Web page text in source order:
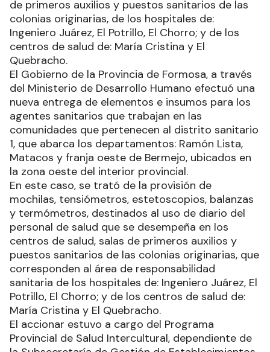
de primeros auxilios y puestos sanitarios de las
colonias originarias, de los hospitales de:
Ingeniero Juárez, El Potrillo, El Chorro; y de los
centros de salud de: María Cristina y El
Quebracho.
El Gobierno de la Provincia de Formosa, a través
del Ministerio de Desarrollo Humano efectuó una
nueva entrega de elementos e insumos para los
agentes sanitarios que trabajan en las
comunidades que pertenecen al distrito sanitario
1, que abarca los departamentos: Ramón Lista,
Matacos y franja oeste de Bermejo, ubicados en
la zona oeste del interior provincial.
En este caso, se trató de la provisión de
mochilas, tensiómetros, estetoscopios, balanzas
y termómetros, destinados al uso de diario del
personal de salud que se desempeña en los
centros de salud, salas de primeros auxilios y
puestos sanitarios de las colonias originarias, que
corresponden al área de responsabilidad
sanitaria de los hospitales de: Ingeniero Juárez, El
Potrillo, El Chorro; y de los centros de salud de:
María Cristina y El Quebracho.
El accionar estuvo a cargo del Programa
Provincial de Salud Intercultural, dependiente de